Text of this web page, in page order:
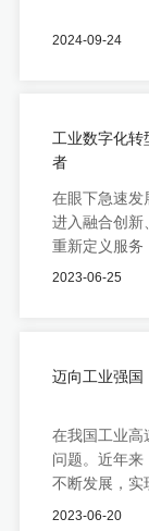
2024-09-24
工业数字化转
者
在眼下急速发
进入融合创新
重新定义服务
2023-06-25
迈向工业强国
在我国工业高
问题。近年来
不断发展，实
2023-06-20